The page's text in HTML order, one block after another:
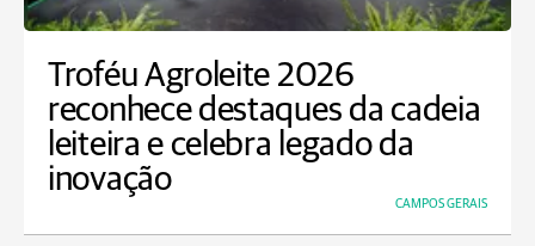
Troféu Agroleite 2026
reconhece destaques da cadeia
leiteira e celebra legado da
inovação
CAMPOS GERAIS